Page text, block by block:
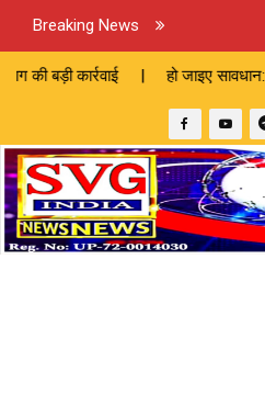
Breaking News
| हो जाइए सावधान: भारी